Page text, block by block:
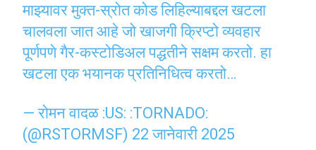
माझ्यावर मुक्त-स्रोत कोड लिहिल्याबद्दल खटला
चालवला जात आहे जो खाजगी क्रिप्टो व्यवहार
पूर्णपणे गैर-कस्टोडिअल पद्धतीने सक्षम करतो. हा
खटला एक भयानक प्रतिनिधित्व करतो…
— रोमन वादळ :US: :TORNADO:
(@RSTORMSF) 22 जानेवारी 2025